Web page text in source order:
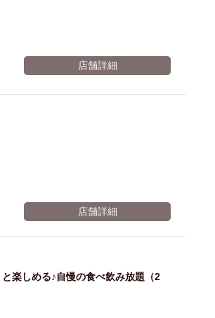
店舗詳細
店舗詳細
楽しめる♪自慢の食べ飲み放題（2